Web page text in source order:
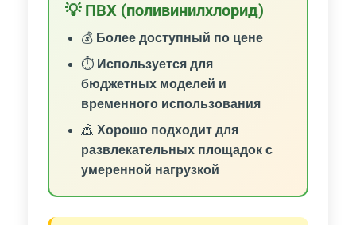
💡 ПВХ (поливинилхлорид)
💰 Более доступный по цене
⏱️ Используется для
бюджетных моделей и
временного использования
🎪 Хорошо подходит для
развлекательных площадок с
умеренной нагрузкой